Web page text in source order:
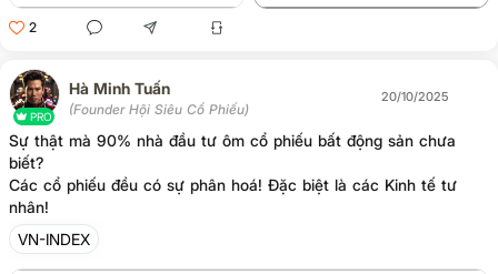
2
PRO
Hà Minh Tuấn
(Founder Hội Siêu Cổ Phiếu)
20/10/2025
Sự thật mà 90% nhà đầu tư ôm cổ phiếu bất động sản chưa
biết?
Các cổ phiếu đều có sự phân hoá! Đặc biệt là các Kinh tế tư
nhân!
VN-INDEX